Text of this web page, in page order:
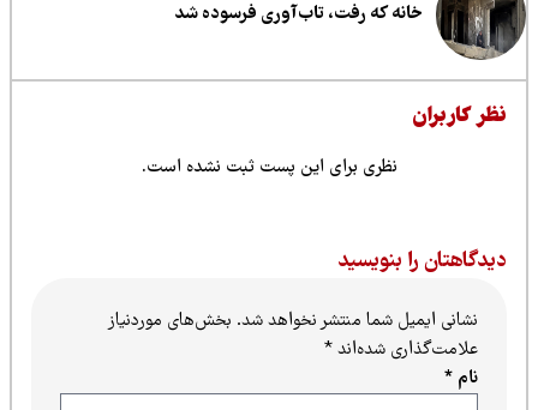
خانه که رفت، تاب‌آوری فرسوده شد
کاربران
نظری برای این پست ثبت نشده است.
را بنویسید
نشانی ایمیل شما منتشر نخواهد شد.بخش‌های موردنیاز
علامت‌گذاری شده‌اند*